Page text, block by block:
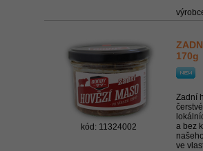
kód: 11324002
170g
Zadní
a bez
ve